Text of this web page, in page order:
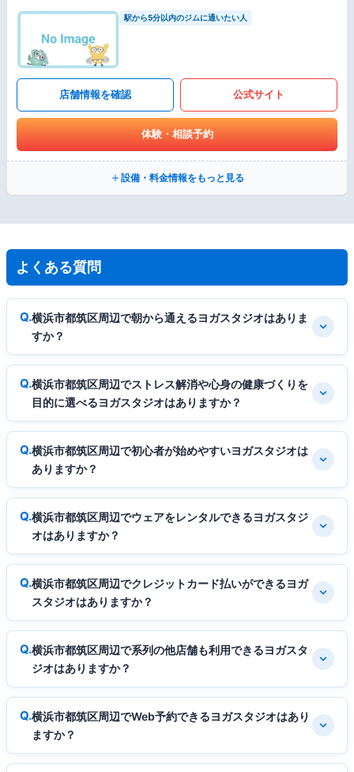
駅から5分以内のジムに通いたい人
店舗情報を確認 公式サイト
体験・相談予約
設備・料金情報をもっと見る
よくある質問
横浜市都筑区周辺で朝から通えるヨガスタジオはありま
すか？
横浜市都筑区周辺でストレス解消や心身の健康づくりを
目的に選べるヨガスタジオはありますか？
横浜市都筑区周辺で初心者が始めやすいヨガスタジオは
ありますか？
横浜市都筑区周辺でウェアをレンタルできるヨガスタジ
オはありますか？
横浜市都筑区周辺でクレジットカード払いができるヨガ
スタジオはありますか？
横浜市都筑区周辺で系列の他店舗も利用できるヨガスタ
ジオはありますか？
横浜市都筑区周辺でWeb予約できるヨガスタジオはあり
ますか？